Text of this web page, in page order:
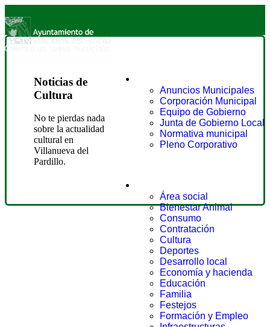
Anuncios Municipales
Corporación Municipal
Equipo de Gobierno
Junta de Gobierno Local
Normativa municipal
Pleno Corporativo
Área social
Bienestar Animal
Consumo
Contratación
Cultura
Deportes
Desarrollo local
Economía y hacienda
Educación
Familia
Festejos
Formación y Empleo
Noticias de
Cultura
No te pierdas nada
sobre la actualidad
cultural en
Villanueva del
Pardillo.